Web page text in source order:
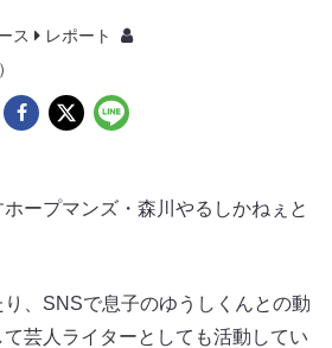
ス
レポート
ープマンズ・森川やるしかねぇと
、SNSで息子のゆうしくんとの動
芸人ライターとしても活動してい